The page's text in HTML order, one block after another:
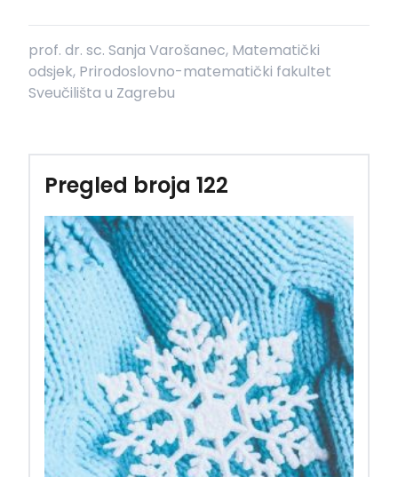
prof. dr. sc. Sanja Varošanec, Matematički
odsjek, Prirodoslovno-matematički fakultet
Sveučilišta u Zagrebu
Pregled broja 122